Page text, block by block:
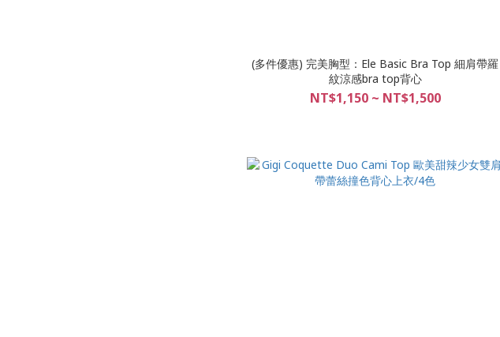
(多件優惠) 完美胸型：Ele Basic Bra Top 細肩帶羅
紋涼感bra top背心
NT$1,150 ~ NT$1,500